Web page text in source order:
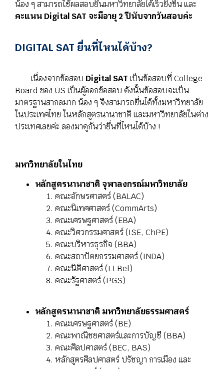
น้อง ๆ สามารถใช้ผลสอบยื่นมหาวิทยาลัยได้เร็วยิ่งขึ้น และ
คะแนน Digital SAT จะมีอายุ 2 ปีนับจากวันสอบค่ะ
DIGITAL SAT ยื่นที่ไหนได้บ้าง?
เนื่องจากข้อสอบ Digital SAT เป็นข้อสอบที่ College
Board ของ US เป็นผู้ออกข้อสอบ ดังนั้นข้อสอบจะเป็น
มาตรฐานสากลมาก น้อง ๆ จึงสามารถยื่นได้ทั้งมหาวิทยาลัย
ในประเทศไทย ในหลักสูตรนานาชาติ และมหาวิทยาลัยในต่าง
ประเทศเลยค่ะ ลองมาดูกันว่ายื่นที่ไหนได้บ้าง !
มหาวิทยาลัยในไทย
หลักสูตรนานาชาติ จุฬาลงกรณ์มหาวิทยาลัย
คณะอักษรศาสตร์ (BALAC)
คณะนิเทศศาสตร์ (CommArts)
คณะเศรษฐศาสตร์ (EBA)
คณะวิศวกรรมศาสตร์ (ISE, ChPE)
คณะบริหารธุรกิจ (BBA)
คณะสถาปัตยกรรมศาสตร์ (INDA)
คณะนิติศาสตร์ (LLBel)
คณะรัฐศาสตร์ (PGS)
หลักสูตรนานาชาติ มหาวิทยาลัยธรรมศาสตร์
คณะเศรษฐศาสตร์ (BE)
คณะพาณิชยศาสตร์และการบัญชี (BBA)
คณะศิลปศาสตร์ (BEC, BAS)
หลักสูตรศิลปศาสตร์ ปรัชญา การเมือง และ